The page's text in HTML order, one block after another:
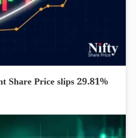
Share Price slips 29.81%